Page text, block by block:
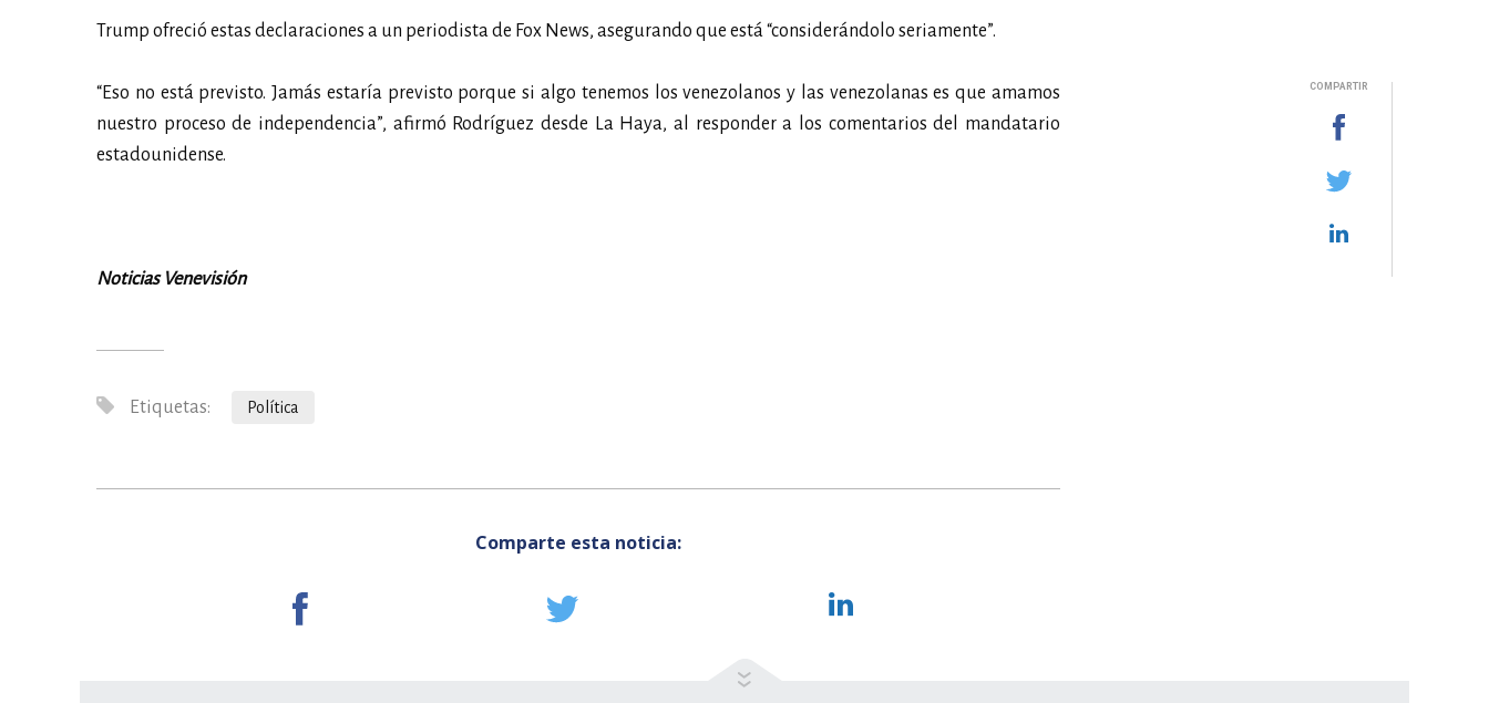
Trump ofreció estas declaraciones a un periodista de Fox News, asegurando que está “considerándolo seriamente”.
“Eso no está previsto. Jamás estaría previsto porque si algo tenemos los venezolanos y las venezolanas es que amamos
nuestro proceso de independencia”, afirmó Rodríguez desde La Haya, al responder a los comentarios del mandatario
estadounidense.
Noticias Venevisión
Etiquetas: Política
Comparte esta noticia:
COMPARTIR